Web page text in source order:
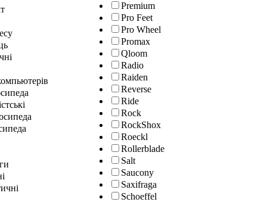
Premium
Pro Feet
Pro Wheel
Promax
Qloom
Radio
Raiden
Reverse
Ride
Rock
RockShox
Roeckl
Rollerblade
Salt
Saucony
Saxifraga
Schoeffel